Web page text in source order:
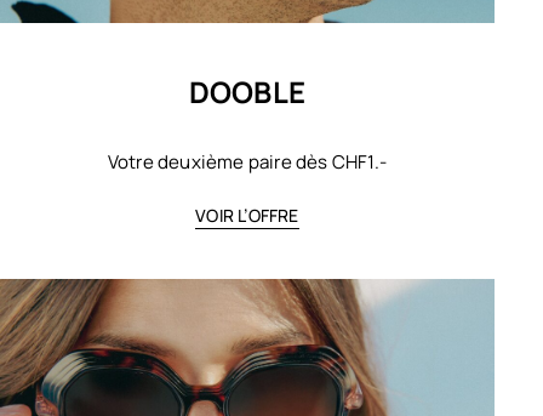
DOOBLE
Votre deuxième paire dès CHF1.-
VOIR L’OFFRE